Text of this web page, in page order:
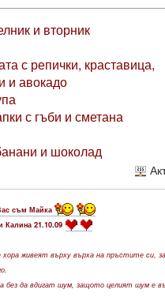
и вторник
с репички, краставица,
и авокадо
с гъби и сметана
и шоколад
съм Майка
Калина 21.10.09
живеят върху върха на пръстите си,
без да вдигат шум, защото целият шум е